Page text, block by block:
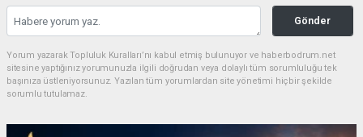
Gönder
Yorum yazarak Topluluk Kuralları’nı kabul etmiş bulunuyor ve haberbodrum.net
sitesine yaptığınız yorumunuzla ilgili doğrudan veya dolaylı tüm sorumluluğu tek
başınıza üstleniyorsunuz. Yazılan tüm yorumlardan site yönetimi hiçbir şekilde
sorumlu tutulamaz.